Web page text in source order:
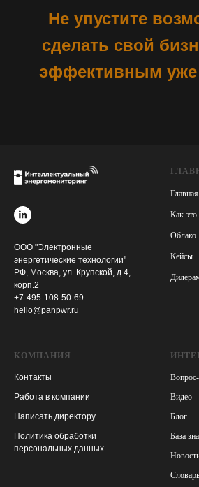
Не упустите
сделать свой
эффективным уже
ООО "Электронные
энергетические технологии"
РФ, Москва, ул. Крупской, д.4,
корп.2
+7-495-108-50-69
hello@panpwr.ru
Главная
Как это
Облако
Кейсы
КОМПАНИЯ
Контакты
Работа в компании
Написать директору
Политика обработки
персональных данных
Видео
Блог
База